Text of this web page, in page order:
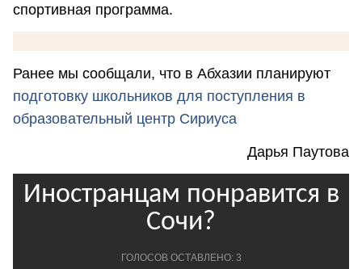
спортивная программа.
Ранее мы сообщали, что в Абхазии планируют
подготовку школьников для поступления в
образовательный центр Сириуса
Дарья Паутова